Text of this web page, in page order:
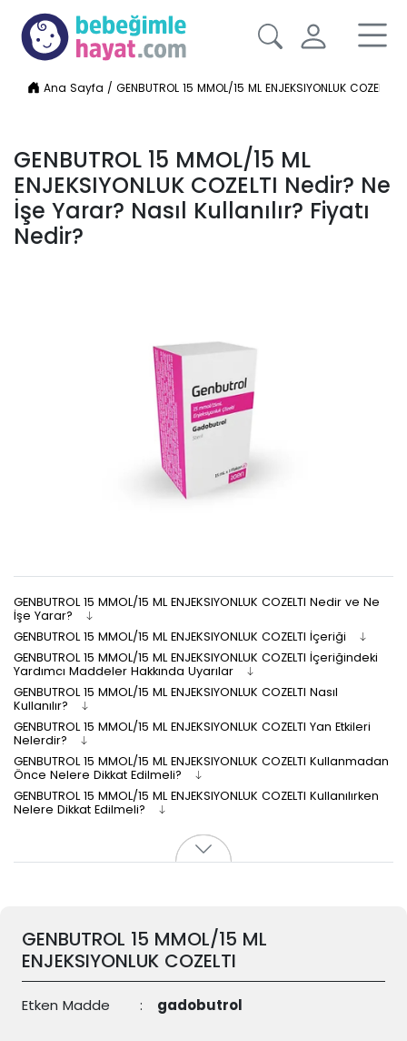
Ana Sayfa /GENBUTROL 15 MMOL/15 ML ENJEKSIYONLUK
GENBUTROL 15 MMOL/15 ML
ENJEKSIYONLUK COZELTI Nedir? Ne
İşe Yarar? Nasıl Kullanılır? Fiyatı
Nedir?
GENBUTROL 15 MMOL/15 ML ENJEKSIYONLUK COZELTI Nedir ve Ne
İşe Yarar?
GENBUTROL 15 MMOL/15 ML ENJEKSIYONLUK COZELTI İçeriği
GENBUTROL 15 MMOL/15 ML ENJEKSIYONLUK COZELTI İçeriğindeki
Yardımcı Maddeler Hakkında Uyarılar
GENBUTROL 15 MMOL/15 ML ENJEKSIYONLUK COZELTI Nasıl
Kullanılır?
GENBUTROL 15 MMOL/15 ML ENJEKSIYONLUK COZELTI Yan Etkileri
Nelerdir?
GENBUTROL 15 MMOL/15 ML ENJEKSIYONLUK COZELTI Kullanmadan
Önce Nelere Dikkat Edilmeli?
GENBUTROL 15 MMOL/15 ML ENJEKSIYONLUK COZELTI Kullanılırken
Nelere Dikkat Edilmeli?
GENBUTROL 15 MMOL/15 ML
ENJEKSIYONLUK COZELTI
Etken Madde : gadobutrol